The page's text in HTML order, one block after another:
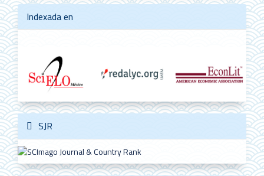
Indexada en
SJR